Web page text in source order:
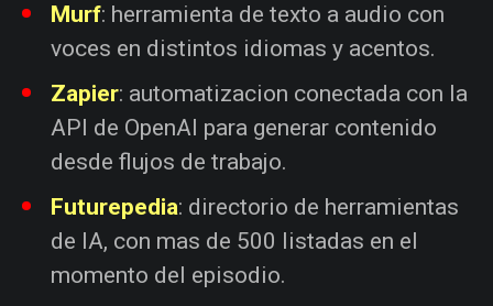
Murf: herramienta de texto a audio con
voces en distintos idiomas y acentos.
Zapier: automatizacion conectada con la
API de OpenAI para generar contenido
desde flujos de trabajo.
Futurepedia: directorio de herramientas
de IA, con mas de 500 listadas en el
momento del episodio.